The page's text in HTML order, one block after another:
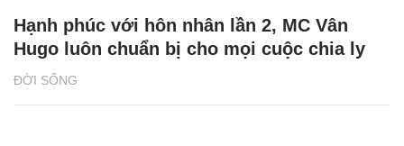
ĐỜI SỐNG
Hạnh phúc với hôn nhân lần 2, MC Vân
Hugo luôn chuẩn bị cho mọi cuộc chia ly